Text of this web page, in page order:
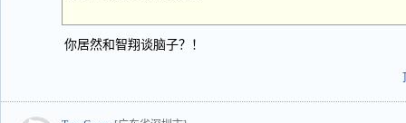
你居然和智翔谈脑子？！